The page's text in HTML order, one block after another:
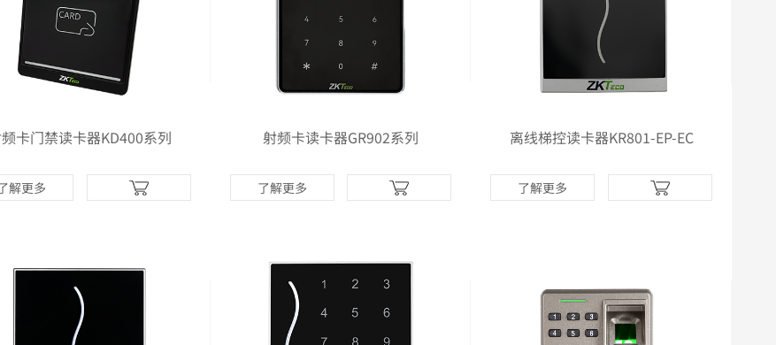
门禁辅材 可视对讲
门口机
室内机
更多>>
卡门禁读卡器KD400系列
解更多
射频卡读卡器GR902系列
了解更多
离线梯控读卡器KR801-EP-EC
了解更多